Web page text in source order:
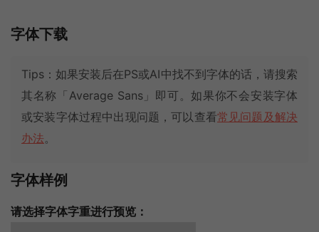
字体下载
Tips：如果安装后在PS或AI中找不到字体的话，请搜索
其名称「Average Sans」即可。如果你不会安装字体
或安装字体过程中出现问题，可以查看常见问题及解决
办法。
字体样例
请选择字体字重进行预览：